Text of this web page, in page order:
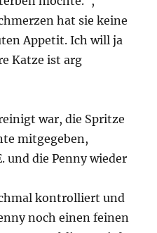
hat sie keine
Appetit. Ich will ja
Katze ist arg
war, die Spritze
mitgegeben,
und die Penny wieder
kontrolliert und
noch einen feinen